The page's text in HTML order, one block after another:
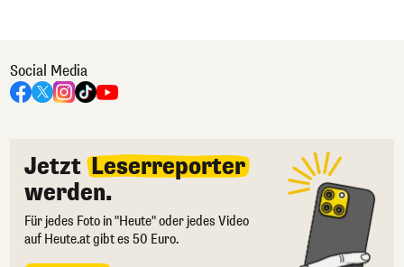
Social Media
Jetzt Leserreporter
werden.
Für jedes Foto in "Heute" oder jedes Video
auf Heute.at gibt es 50 Euro.